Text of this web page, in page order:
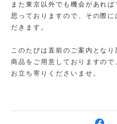
また東京以外でも機会があれ
思っておりますので、その際
だきます。
このたびは直前のご案内とな
商品をご用意しておりますの
お立ち寄りくださいませ。